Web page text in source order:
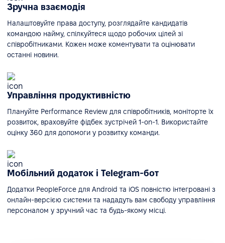
Зручна взаємодія
Налаштовуйте права доступу, розглядайте кандидатів
командою найму, спілкуйтеся щодо робочих цілей зі
співробітниками. Кожен може коментувати та оцінювати
останні новини.
Управління продуктивністю
Плануйте Performance Review для співробітників, моніторте їх
розвиток, враховуйте фідбек зустрічей 1-on-1. Використайте
оцінку 360 для допомоги у розвитку команди.
Мобільний додаток і Telegram-бот
Додатки PeopleForce для Android та iOS повністю інтегровані з
онлайн-версією системи та нададуть вам свободу управління
персоналом у зручний час та будь-якому місці.